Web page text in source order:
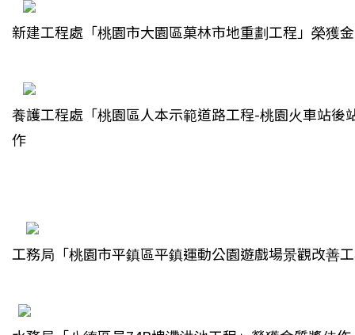
新建工程處「桃園市大園區菓林市地重劃工程」榮獲
養護工程處「桃園區人本示範道路工程-桃園火車站後
作
工務局「桃園市平鎮區平鎮運動公園遊戲場景觀改善